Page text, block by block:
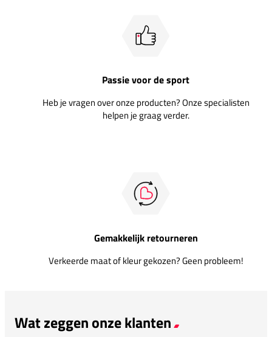
Passie voor de sport
Heb je vragen over onze producten? Onze specialisten
helpen je graag verder.
Gemakkelijk retourneren
Verkeerde maat of kleur gekozen? Geen probleem!
Wat zeggen onze klanten